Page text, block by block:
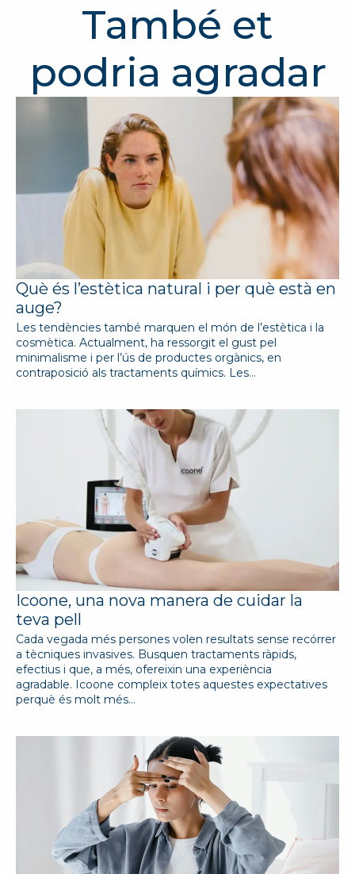
També et
podria agradar
Què és l’estètica natural i per què està en
auge?
Les tendències també marquen el món de l’estètica i la
cosmètica. Actualment, ha ressorgit el gust pel
minimalisme i per l’ús de productes orgànics, en
contraposició als tractaments químics. Les…
Icoone, una nova manera de cuidar la
teva pell
Cada vegada més persones volen resultats sense recórrer
a tècniques invasives. Busquen tractaments ràpids,
efectius i que, a més, ofereixin una experiència
agradable. Icoone compleix totes aquestes expectatives
perquè és molt més…